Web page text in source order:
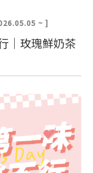
~ ]
｜玫瑰鮮奶茶